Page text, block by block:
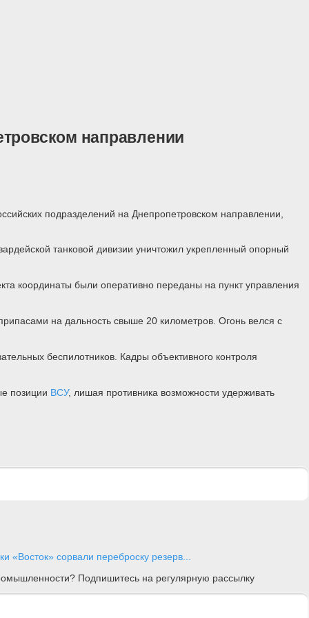
направлении
подразделений на Днепропетровском направлении,
танковой дивизии уничтожил укрепленный опорный
координаты были оперативно переданы на пункт управления
на дальность свыше 20 километров. Огонь велся с
беспилотников. Кадры объективного контроля
позиции ВСУ, лишая противника возможности удерживать
«Восток» сорвали переброску резерв...
Подпишитесь на регулярную рассылку